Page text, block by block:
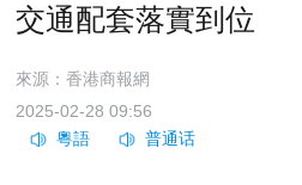
交通配套落實到位
來源：香港商報網
2025-02-28 09:56